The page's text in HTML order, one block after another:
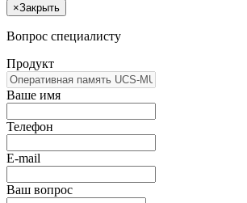
×Закрыть
Вопрос специалисту
Продукт
Ваше имя
Телефон
E-mail
Ваш вопрос